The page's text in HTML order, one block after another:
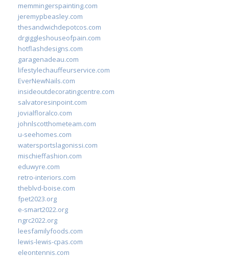
memmingerspainting.com
jeremypbeasley.com
thesandwichdepotcos.com
drgiggleshouseofpain.com
hotflashdesigns.com
garagenadeau.com
lifestylechauffeurservice.com
EverNewNails.com
insideoutdecoratingcentre.com
salvatoresinpoint.com
jovialfloralco.com
johnlscotthometeam.com
u-seehomes.com
watersportslagonissi.com
mischieffashion.com
eduwyre.com
retro-interiors.com
theblvd-boise.com
fpet2023.org
e-smart2022.org
ngrc2022.org
leesfamilyfoods.com
lewis-lewis-cpas.com
eleontennis.com